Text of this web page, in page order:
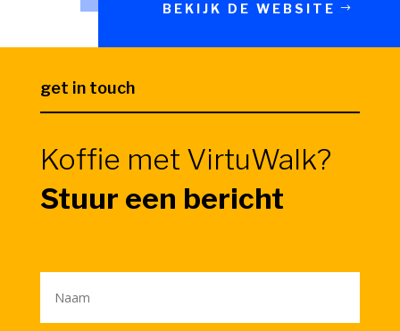
BEKIJK DE WEBSITE
get in touch
Koffie met VirtuWalk?
Stuur een bericht